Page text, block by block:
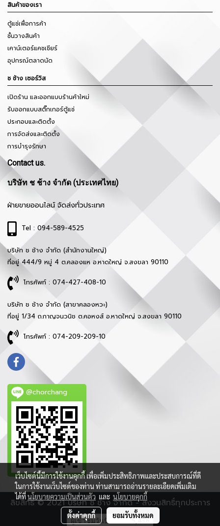
สินค้าของเรา
ตู้แช่เพื่อการค้า
ชั้นวางสินค้า
เคาน์เตอร์แคชเชียร์
อุปกรณ์ตลาดนัด
ช ช้าง เซอร์วิส
เปิดร้าน และออกแบบร้านค้าใหม่
รับออกแบบสติ๊กเกอร์ตู้แช่
ประกอบและติดตั้ง
การจัดส่งและติดตั้ง
การบำรุงรักษา
Contact us.
บริษัท ช ช้าง จำกัด (ประเทศไทย)
ฝ่ายขายออนไลน์ จัดส่งทั่วประเทศ
Tel : 094-589-4525
บริษัท ช ช้าง จำกัด (สำนักงานใหญ่)
ที่อยู่ 444/9 หมู่ 4 ต.คลองแห อ.หาดใหญ่ จ.สงขลา 90110
โทรศัพท์ : 074-427-408-10
บริษัท ช ช้าง จำกัด (สาขาคลองหวะ)
ที่อยู่ 1/34 ถ.กาญจนวนิช ต.คอหงส์ อ.หาดใหญ่ จ.สงขลา 90110
โทรศัพท์ : 074-209-209-10
@chorchang
ลิขสิทธิ์ © 2021 บริษัท ช ช้าง จำกัด - สงวนสิทธิ์ทุกประการ
ผู้เข้าชมวันนี้ 5,436
เว็บไซต์นี้มีการใช้งานคุกกี้ เพื่อเพิ่มประสิทธิภาพและประสบการณ์ที่ดี
ในการใช้งานเว็บไซต์ของท่าน ท่านสามารถอ่านรายละเอียดเพิ่มเติม
ได้ที่นโยบายความเป็นส่วนตัว และ นโยบายคุกกี้
ตั้งค่าคุกกี้ ยอมรับทั้งหมด